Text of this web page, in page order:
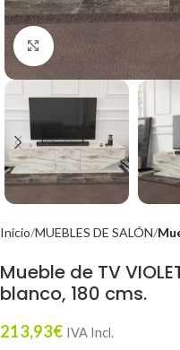
Click to enlarge
Inicio MUEBLES DE SALÓN
Mueble de TV
blanco, 180 cms.
213,93€ IVA Incl.